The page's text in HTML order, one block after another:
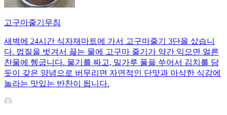
고구마줄기무침
새벽에 24시간 식자재마트에 가서 고구마줄기 3단을 샀습니
다. 껍질을 벗겨서 끓는 물에 고구마 줄기가 약간 익으면 얼른
찬물에 헹굽니다. 물기를 짜고, 밀가루 풀을 쑤어서 김치를 담
듯이 갖은 양념으로 버무리면 자연적인 단맛과 아삭한 식감에
놀라는 맛있는 반찬이 됩니다.